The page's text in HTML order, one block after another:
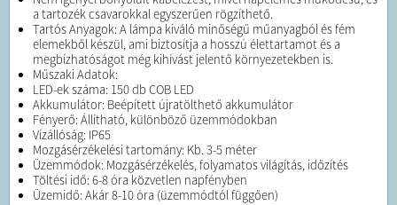
a tartozék csavarokkal egyszerűen rögzíthető.
Tartós Anyagok: A lámpa kiváló minőségű műanyagból és fém
elemekből készül, ami biztosítja a hosszú élettartamot és a
megbízhatóságot még kihívást jelentő környezetekben is.
Műszaki Adatok:
LED-ek száma: 150 db COB LED
Akkumulátor: Beépített újratölthető akkumulátor
Fényerő: Állítható, különböző üzemmódokban
Vízállóság: IP65
Mozgásérzékelési tartomány: Kb. 3-5 méter
Üzemmódok: Mozgásérzékelés, folyamatos világítás, időzítés
Töltési idő: 6-8 óra közvetlen napfényben
Üzemidő: Akár 8-10 óra (üzemmódtól függően)